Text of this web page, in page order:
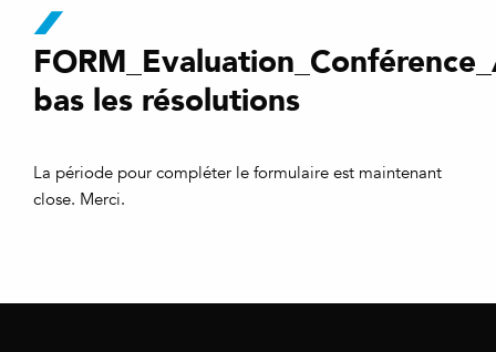
bas les résolutions
La période pour compléter le formulaire est maintenant
close. Merci.